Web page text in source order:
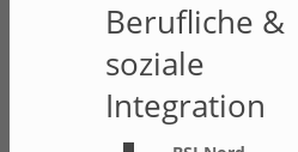
Berufliche &
soziale
Integration